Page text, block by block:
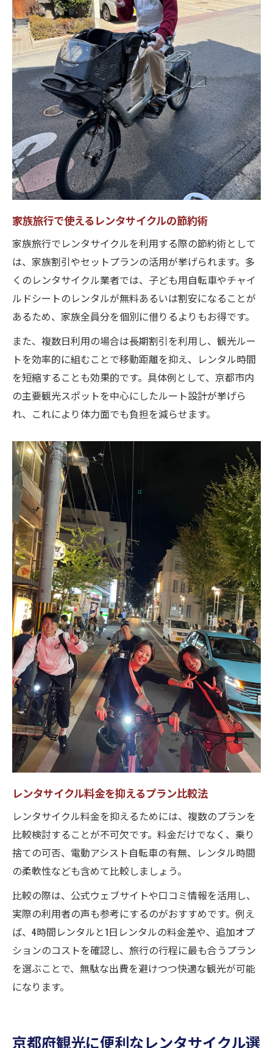
家族旅行で使えるレンタサイクルの節約術
家族旅行でレンタサイクルを利用する際の節約術として
は、家族割引やセットプランの活用が挙げられます。多
くのレンタサイクル業者では、子ども用自転車やチャイ
ルドシートのレンタルが無料あるいは割安になることが
あるため、家族全員分を個別に借りるよりもお得です。
また、複数日利用の場合は長期割引を利用し、観光ルー
トを効率的に組むことで移動距離を抑え、レンタル時間
を短縮することも効果的です。具体例として、京都市内
の主要観光スポットを中心にしたルート設計が挙げら
れ、これにより体力面でも負担を減らせます。
レンタサイクル料金を抑えるプラン比較法
レンタサイクル料金を抑えるためには、複数のプランを
比較検討することが不可欠です。料金だけでなく、乗り
捨ての可否、電動アシスト自転車の有無、レンタル時間
の柔軟性なども含めて比較しましょう。
比較の際は、公式ウェブサイトや口コミ情報を活用し、
実際の利用者の声も参考にするのがおすすめです。例え
ば、4時間レンタルと1日レンタルの料金差や、追加オプ
ションのコストを確認し、旅行の行程に最も合うプラン
を選ぶことで、無駄な出費を避けつつ快適な観光が可能
になります。
京都府観光に便利なレンタサイクル選